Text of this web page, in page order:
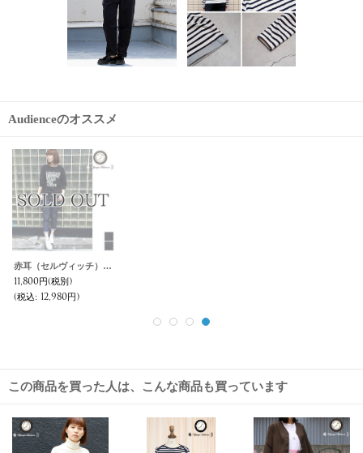
Audienceのオススメ
ソフトリネンコットンキャンバス ドロップショルダーノーカラーシャツ5分袖 [Lady's]【MADE IN JAPAN】『日本製』/ Upscape Audience
6,800円(税別)
(税込: 7,480円)
この商品を買った人は、こんな商品も買っています